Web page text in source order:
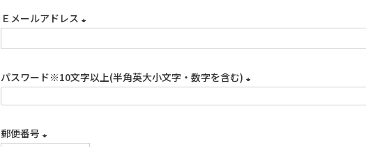
Ｅメールアドレス
(必
パスワード※10文字以上(半角英大小文字・数字を含む)
(必
郵便番号